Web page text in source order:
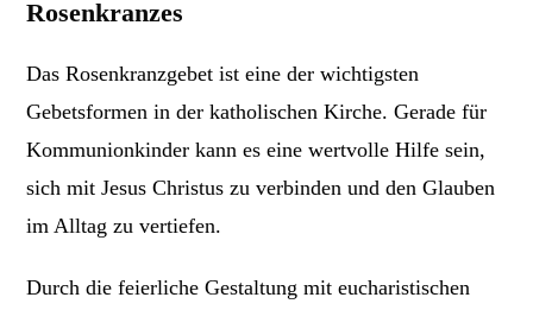
Rosenkranzes
Das Rosenkranzgebet ist eine der wichtigsten
Gebetsformen in der katholischen Kirche. Gerade für
Kommunionkinder kann es eine wertvolle Hilfe sein,
sich mit Jesus Christus zu verbinden und den Glauben
im Alltag zu vertiefen.
Durch die feierliche Gestaltung mit eucharistischen